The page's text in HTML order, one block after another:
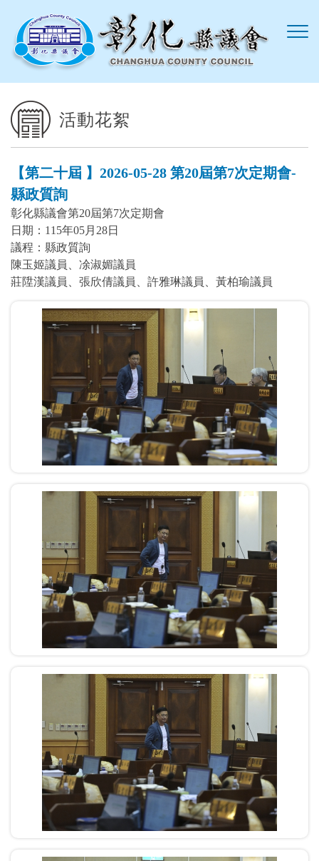
活動花絮
【第二十屆 】2026-05-28 第20屆第7次定期會-
縣政質詢
彰化縣議會第20屆第7次定期會
日期：115年05月28日
議程：縣政質詢
陳玉姬議員、凃淑媚議員
莊陞漢議員、張欣倩議員、許雅琳議員、黃柏瑜議員